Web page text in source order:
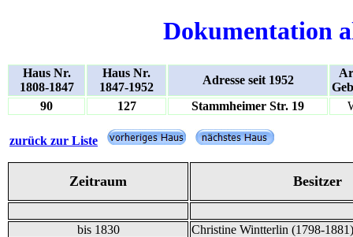
Dokumentation
Haus Nr.
1808-1847
Haus Nr.
1847-1952
Adresse seit 1952
90
127 Stammheimer Str. 19
zurück zur Liste
Zeitraum Besitzer
bis 1830
Christine Wintterlin (1798-1881)